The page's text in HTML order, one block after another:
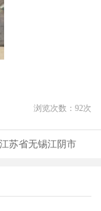
浏览次数： 92次
江苏省无锡江阴市